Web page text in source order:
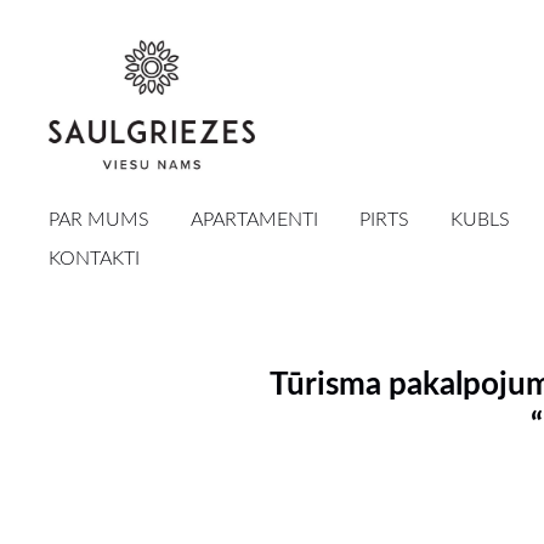
PAR MUMS APARTAMENTI PIRTS KUBLS
KONTAKTI
Tūrisma